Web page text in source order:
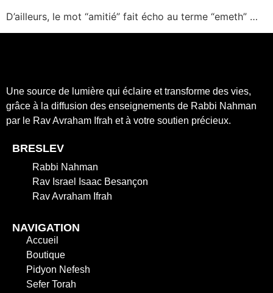
D’ailleurs, le mot “amitié” fait écho au terme “emeth” …
Une source de lumière qui éclaire et transforme des vies,
grâce à la diffusion des enseignements de Rabbi Nahman
par le Rav Avraham Ifrah et à votre soutien précieux.
BRESLEV
Rabbi Nahman
Rav Israel Isaac Besançon
Rav Avraham Ifrah
NAVIGATION
Accueil
Boutique
Pidyon Nefesh
Sefer Torah